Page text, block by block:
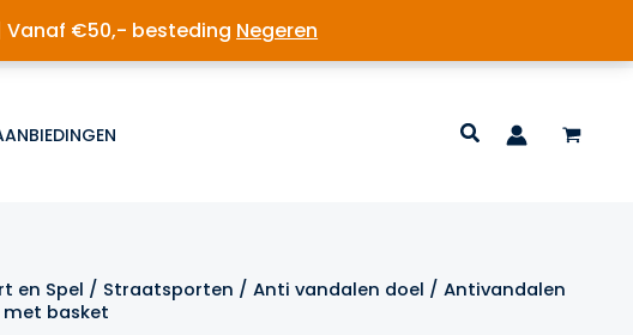
Vanaf €50,- besteding Negeren
en Spel / Straatsporten /Anti vandalen doel / Antivandalen
basket